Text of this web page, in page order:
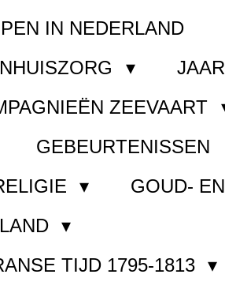
IN NEDERLAND
ZEEVAART
GEBEURTENISSEN
GOUD-
TIJD 1795-1813